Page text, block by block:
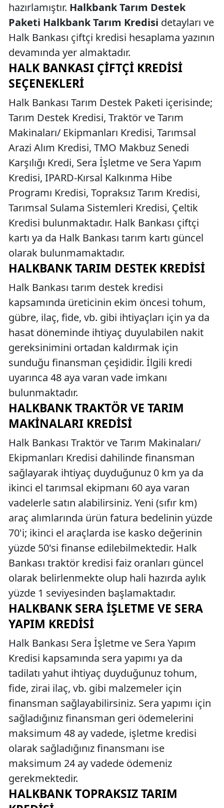
hazırlamıştır. Halkbank Tarım Destek
Paketi Halkbank Tarım Kredisi detayları ve
Halk Bankası çiftçi kredisi hesaplama yazının
devamında yer almaktadır.
HALK BANKASI ÇIFTÇI KREDISI
SEÇENEKLERI
Halk Bankası Tarım Destek Paketi içerisinde;
Tarım Destek Kredisi, Traktör ve Tarım
Makinaları/ Ekipmanları Kredisi, Tarımsal
Arazi Alım Kredisi, TMO Makbuz Senedi
Karşılığı Kredi, Sera İşletme ve Sera Yapım
Kredisi, IPARD-Kırsal Kalkınma Hibe
Programı Kredisi, Topraksız Tarım Kredisi,
Tarımsal Sulama Sistemleri Kredisi, Çeltik
Kredisi bulunmaktadır. Halk Bankası çiftçi
kartı ya da Halk Bankası tarım kartı güncel
olarak bulunmamaktadır.
HALKBANK TARIM DESTEK KREDISI
Halk Bankası tarım destek kredisi
kapsamında üreticinin ekim öncesi tohum,
gübre, ilaç, fide, vb. gibi ihtiyaçları için ya da
hasat döneminde ihtiyaç duyulabilen nakit
gereksinimini ortadan kaldırmak için
sunduğu finansman çeşididir. İlgili kredi
uyarınca 48 aya varan vade imkanı
bulunmaktadır.
HALKBANK TRAKTÖR VE TARIM
MAKINALARI KREDISI
Halk Bankası Traktör ve Tarım Makinaları/
Ekipmanları Kredisi dahilinde finansman
sağlayarak ihtiyaç duyduğunuz 0 km ya da
ikinci el tarımsal ekipmanı 60 aya varan
vadelerle satın alabilirsiniz. Yeni (sıfır km)
araç alımlarında ürün fatura bedelinin yüzde
70'i; ikinci el araçlarda ise kasko değerinin
yüzde 50'si finanse edilebilmektedir. Halk
Bankası traktör kredisi faiz oranları güncel
olarak belirlenmekte olup hali hazırda aylık
yüzde 1 seviyesinden başlamaktadır.
HALKBANK SERA İŞLETME VE SERA
YAPIM KREDISI
Halk Bankası Sera İşletme ve Sera Yapım
Kredisi kapsamında sera yapımı ya da
tadilatı yahut ihtiyaç duyduğunuz tohum,
fide, zirai ilaç, vb. gibi malzemeler için
finansman sağlayabilirsiniz. Sera yapımı için
sağladığınız finansman geri ödemelerini
maksimum 48 ay vadede, işletme kredisi
olarak sağladığınız finansmanı ise
maksimum 24 ay vadede ödemeniz
gerekmektedir.
HALKBANK TOPRAKSIZ TARIM